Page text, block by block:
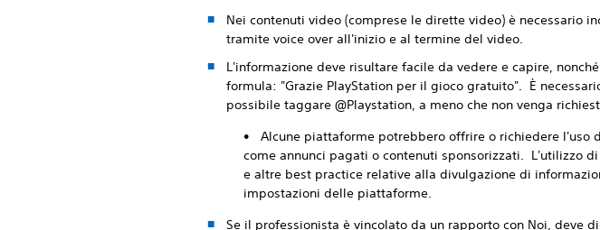
Nei contenuti video (comprese le dirette video) è necessario
tramite voice over all'inizio e al termine del video.
L'informazione deve risultare facile da vedere e capire,
formula: "Grazie PlayStation per il gioco gratuito". È
possibile taggare @Playstation, a meno che non venga
• Alcune piattaforme potrebbero offrire o richiedere
come annunci pagati o contenuti sponsorizzati. L'utilizzo
e altre best practice relative alla divulgazione di
impostazioni delle piattaforme.
Se il professionista è vincolato da un rapporto con Noi,